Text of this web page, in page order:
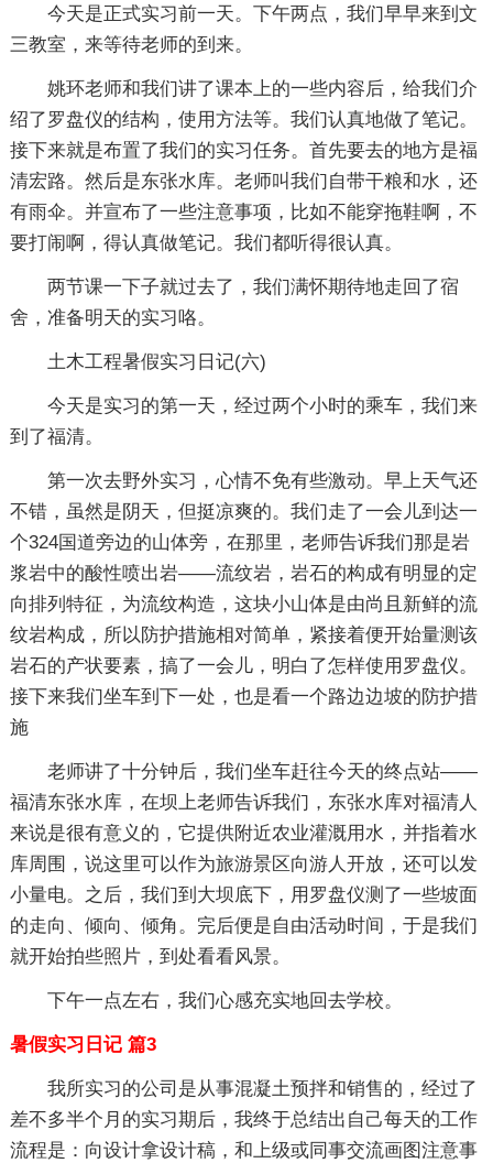
今天是正式实习前一天。下午两点，我们早早来到文
三教室，来等待老师的到来。
姚环老师和我们讲了课本上的一些内容后，给我们介
绍了罗盘仪的结构，使用方法等。我们认真地做了笔记。
接下来就是布置了我们的实习任务。首先要去的地方是福
清宏路。然后是东张水库。老师叫我们自带干粮和水，还
有雨伞。并宣布了一些注意事项，比如不能穿拖鞋啊，不
要打闹啊，得认真做笔记。我们都听得很认真。
两节课一下子就过去了，我们满怀期待地走回了宿
舍，准备明天的实习咯。
土木工程暑假实习日记(六)
今天是实习的第一天，经过两个小时的乘车，我们来
到了福清。
第一次去野外实习，心情不免有些激动。早上天气还
不错，虽然是阴天，但挺凉爽的。我们走了一会儿到达一
个324国道旁边的山体旁，在那里，老师告诉我们那是岩
浆岩中的酸性喷出岩——流纹岩，岩石的构成有明显的定
向排列特征，为流纹构造，这块小山体是由尚且新鲜的流
纹岩构成，所以防护措施相对简单，紧接着便开始量测该
岩石的产状要素，搞了一会儿，明白了怎样使用罗盘仪。
接下来我们坐车到下一处，也是看一个路边边坡的防护措
施
老师讲了十分钟后，我们坐车赶往今天的终点站——
福清东张水库，在坝上老师告诉我们，东张水库对福清人
来说是很有意义的，它提供附近农业灌溉用水，并指着水
库周围，说这里可以作为旅游景区向游人开放，还可以发
小量电。之后，我们到大坝底下，用罗盘仪测了一些坡面
的走向、倾向、倾角。完后便是自由活动时间，于是我们
就开始拍些照片，到处看看风景。
下午一点左右，我们心感充实地回去学校。
暑假实习日记 篇3
我所实习的公司是从事混凝土预拌和销售的，经过了
差不多半个月的实习期后，我终于总结出自己每天的工作
流程是：向设计拿设计稿，和上级或同事交流画图注意事